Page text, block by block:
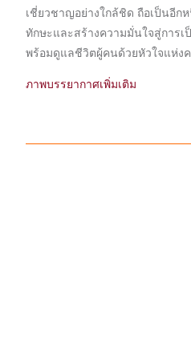
เชี่ยวชาญอย่างใกล้ชิด ถือเป็นอีก
ทักษะและสร้างความมั่นใจสู่การ
พร้อมดูแลชีวิตผู้คนด้วยหัวใจแห่ง
ภาพบรรยากาศเพิ่มเติม